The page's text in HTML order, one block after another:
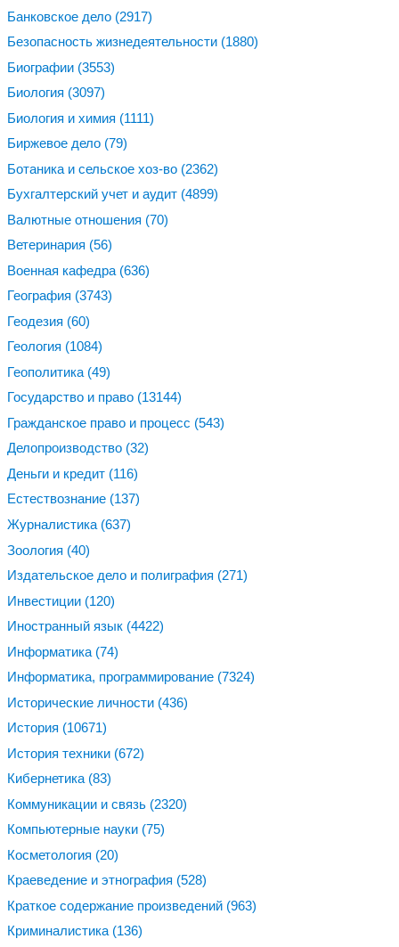
Банковское дело (2917)
Безопасность жизнедеятельности (1880)
Биографии (3553)
Биология (3097)
Биология и химия (1111)
Биржевое дело (79)
Ботаника и сельское хоз-во (2362)
Бухгалтерский учет и аудит (4899)
Валютные отношения (70)
Ветеринария (56)
Военная кафедра (636)
География (3743)
Геодезия (60)
Геология (1084)
Геополитика (49)
Государство и право (13144)
Гражданское право и процесс (543)
Делопроизводство (32)
Деньги и кредит (116)
Естествознание (137)
Журналистика (637)
Зоология (40)
Издательское дело и полиграфия (271)
Инвестиции (120)
Иностранный язык (4422)
Информатика (74)
Информатика, программирование (7324)
Исторические личности (436)
История (10671)
История техники (672)
Кибернетика (83)
Коммуникации и связь (2320)
Компьютерные науки (75)
Косметология (20)
Краеведение и этнография (528)
Краткое содержание произведений (963)
Криминалистика (136)